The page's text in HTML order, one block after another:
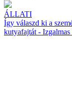
ÁLLATI
Így válaszd ki a
kutyafajtát - Izgalmas